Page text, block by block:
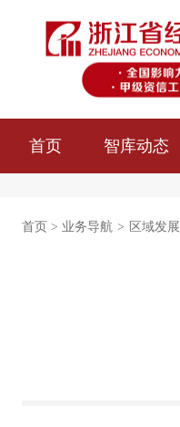
首页 智库动态
首页 > 业务导航 > 区域发展